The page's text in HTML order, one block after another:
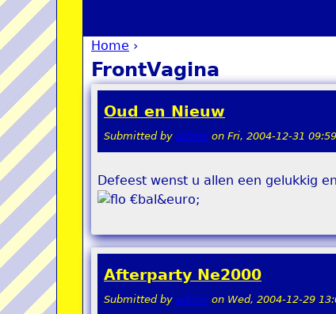
You are here
Home ›
FrontVagina
Oud en Nieuw
Submitted by admin on Fri, 2004-12-31 09:59
Defeest wenst u allen een gelukkig
€bal&euro;
Afterparty Ne2000
Submitted by admin on Wed, 2004-12-29